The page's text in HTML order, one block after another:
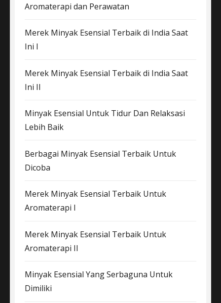
Aromaterapi dan Perawatan
Merek Minyak Esensial Terbaik di India Saat
Ini I
Merek Minyak Esensial Terbaik di India Saat
Ini II
Minyak Esensial Untuk Tidur Dan Relaksasi
Lebih Baik
Berbagai Minyak Esensial Terbaik Untuk
Dicoba
Merek Minyak Esensial Terbaik Untuk
Aromaterapi I
Merek Minyak Esensial Terbaik Untuk
Aromaterapi II
Minyak Esensial Yang Serbaguna Untuk
Dimiliki